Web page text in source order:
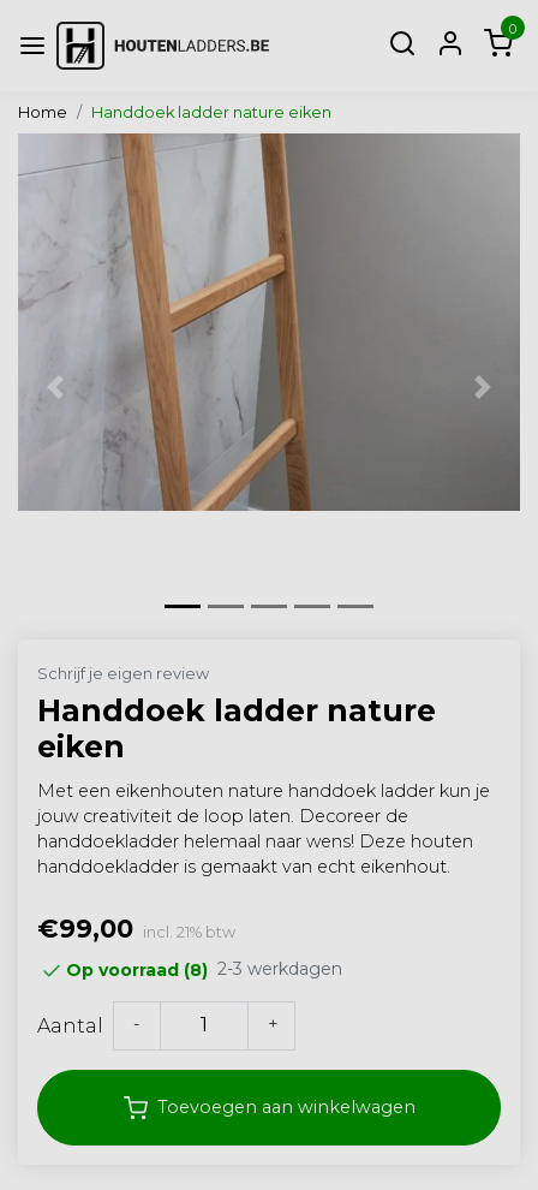
0
Home Handdoek ladder nature eiken
Vorige
Schrijf je eigen review
Handdoek ladder nature
eiken
Met een eikenhouten nature handdoek ladder kun je
jouw creativiteit de loop laten. Decoreer de
handdoekladder helemaal naar wens! Deze houten
handdoekladder is gemaakt van echt eikenhout.
€99,00 incl. 21% btw
Op voorraad (8) 2-3 werkdagen
Aantal - +
Toevoegen aan winkelwagen